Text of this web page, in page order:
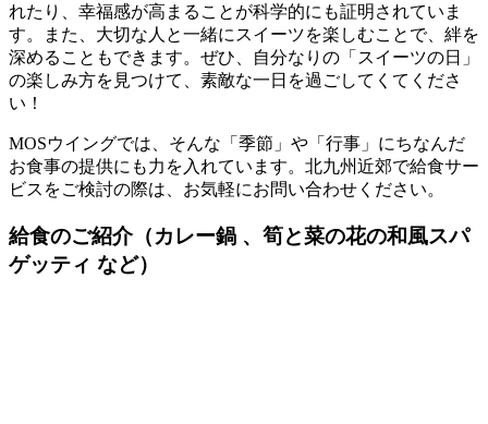
れたり、幸福感が高まることが科学的にも証明されていま
す。また、大切な人と一緒にスイーツを楽しむことで、絆を
深めることもできます。ぜひ、自分なりの「スイーツの日」
の楽しみ方を見つけて、素敵な一日を過ごしてくてくださ
い！
MOSウイングでは、そんな「季節」や「行事」にちなんだ
お食事の提供にも力を入れています。北九州近郊で給食サー
ビスをご検討の際は、お気軽にお問い合わせください。
給食のご紹介（カレー鍋 、筍と菜の花の和風スパ
ゲッティ など）